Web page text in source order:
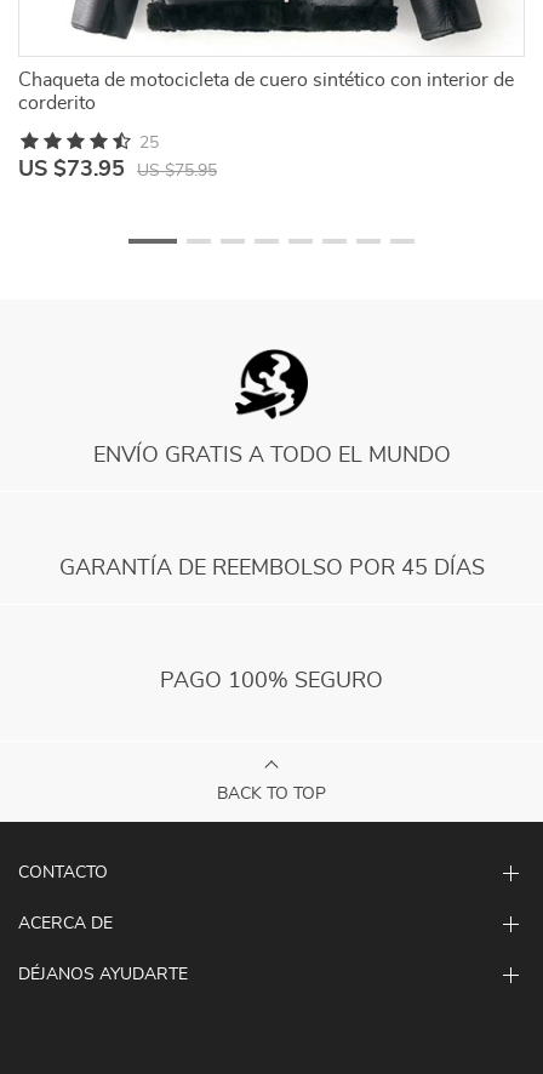
Chaqueta de motocicleta de cuero sintético con interior de
corderito
US $73.95 US $75.95
25
ENVÍO GRATIS A TODO EL MUNDO
GARANTÍA DE REEMBOLSO POR 45 DÍAS
PAGO 100% SEGURO
BACK TO TOP
CONTACTO
ACERCA DE
DÉJANOS AYUDARTE